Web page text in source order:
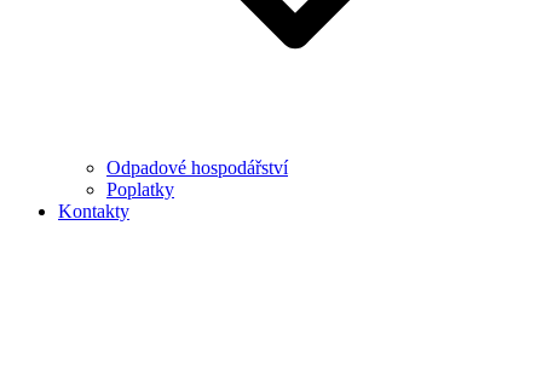
Odpadové hospodářství
Poplatky
Kontakty